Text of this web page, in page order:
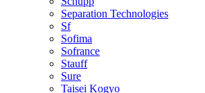
Separation Technologies
Sf
Sofima
Sofrance
Stauff
Sure
Taisei Kogyo